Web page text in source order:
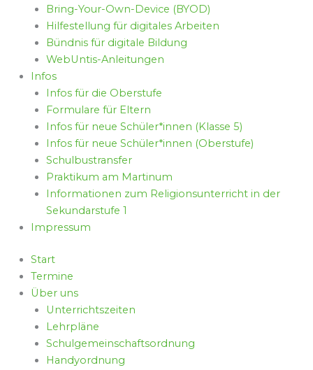
Bring-Your-Own-Device (BYOD)
Hilfestellung für digitales Arbeiten
Bündnis für digitale Bildung
WebUntis-Anleitungen
Infos
Infos für die Oberstufe
Formulare für Eltern
Infos für neue Schüler*innen (Klasse 5)
Infos für neue Schüler*innen (Oberstufe)
Schulbustransfer
Praktikum am Martinum
Informationen zum Religionsunterricht in der
Sekundarstufe 1
Impressum
Start
Termine
Über uns
Unterrichtszeiten
Lehrpläne
Schulgemeinschaftsordnung
Handyordnung